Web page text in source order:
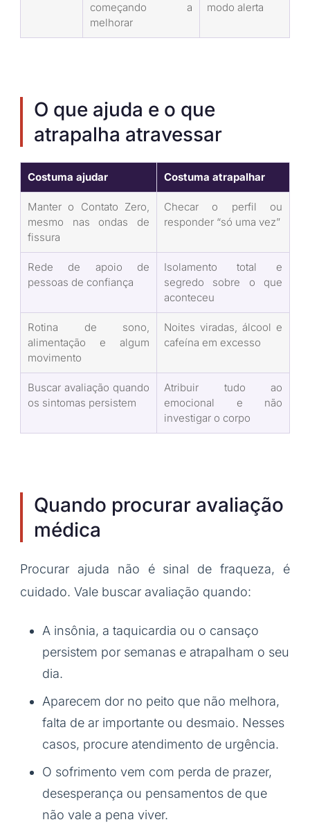
começando a
melhorar
modo alerta
O que ajuda e o que
atrapalha atravessar
Costuma ajudar Costuma atrapalhar
Manter o Contato Zero,
mesmo nas ondas de
fissura
Checar o perfil ou
responder “só uma vez”
Rede de apoio de
pessoas de confiança
Isolamento total e
segredo sobre o que
aconteceu
Rotina de sono,
alimentação e algum
movimento
Noites viradas, álcool e
cafeína em excesso
Buscar avaliação quando
os sintomas persistem
Atribuir tudo ao
emocional e não
investigar o corpo
Quando procurar avaliação
médica
Procurar ajuda não é sinal de fraqueza, é
cuidado. Vale buscar avaliação quando:
A insônia, a taquicardia ou o cansaço
persistem por semanas e atrapalham o seu
dia.
Aparecem dor no peito que não melhora,
falta de ar importante ou desmaio. Nesses
casos, procure atendimento de urgência.
O sofrimento vem com perda de prazer,
desesperança ou pensamentos de que
não vale a pena viver.